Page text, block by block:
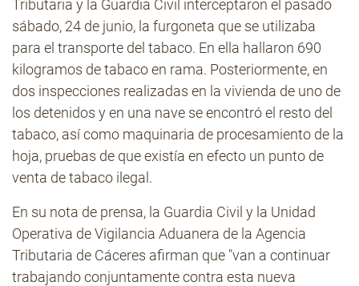
Tributaria y la Guardia Civil interceptaron el pasado
sábado, 24 de junio, la furgoneta que se utilizaba
para el transporte del tabaco. En ella hallaron 690
kilogramos de tabaco en rama. Posteriormente, en
dos inspecciones realizadas en la vivienda de uno de
los detenidos y en una nave se encontró el resto del
tabaco, así como maquinaria de procesamiento de la
hoja, pruebas de que existía en efecto un punto de
venta de tabaco ilegal.
En su nota de prensa, la Guardia Civil y la Unidad
Operativa de Vigilancia Aduanera de la Agencia
Tributaria de Cáceres afirman que "van a continuar
trabajando conjuntamente contra esta nueva